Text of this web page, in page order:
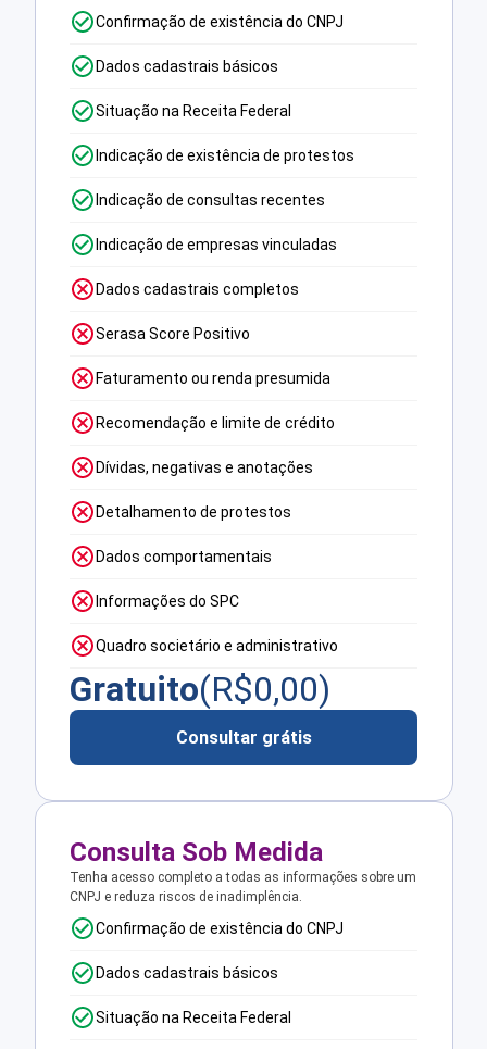
Confirmação de existência do CNPJ
Dados cadastrais básicos
Situação na Receita Federal
Indicação de existência de protestos
Indicação de consultas recentes
Indicação de empresas vinculadas
Dados cadastrais completos
Serasa Score Positivo
Faturamento ou renda presumida
Recomendação e limite de crédito
Dívidas, negativas e anotações
Detalhamento de protestos
Dados comportamentais
Informações do SPC
Quadro societário e administrativo
Gratuito(R$0,00)
Consultar grátis
Consulta Sob Medida
Tenha acesso completo a todas as informações sobre um
CNPJ e reduza riscos de inadimplência.
Confirmação de existência do CNPJ
Dados cadastrais básicos
Situação na Receita Federal